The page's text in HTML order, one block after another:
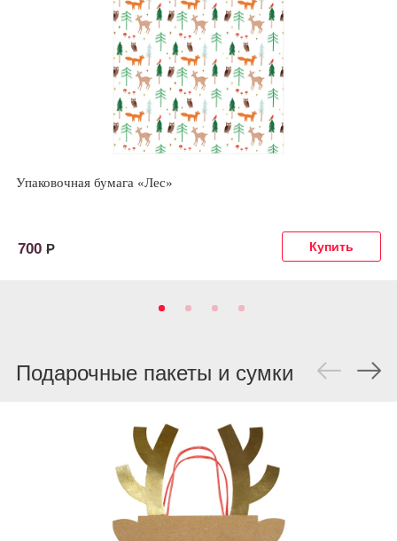
Упаковочная бумага «Лес»
700 Р
Подарочные пакеты и сумки